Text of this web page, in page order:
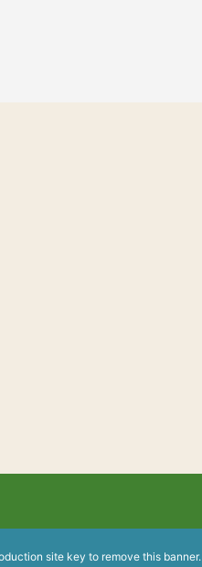
site key to remove this banner.